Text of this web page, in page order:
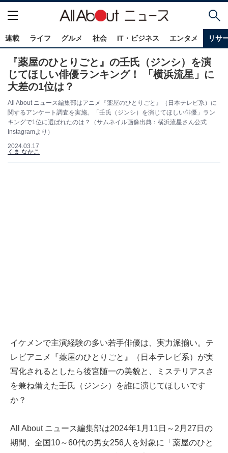
連載 ライフ グルメ 社会 IT・ビジネス エンタメ リサ
『薬屋のひとりごと』の壬氏（ジンシ）を演
じてほしい俳優ランキング！ 「横浜流星」に
大差の1位は？
All About ニュース編集部はアニメ『薬屋のひとりごと』（日本テレビ系）に
関するアンケート調査を実施。「壬氏（ジンシ）を演じてほしい俳優」ラン
キングで1位に選ばれたのは？（サムネイル画像出典：横浜流星さん公式
Instagramより）
2024.03.17
くま なかこ
イケメンで主演経験の多い若手俳優は、実力派揃い。テ
レビアニメ『薬屋のひとりごと』（日本テレビ系）が実
写化されるとしたら後宮随一の美貌と、ミステリアスさ
を兼ね備えた壬氏（ジンシ）を誰に演じてほしいです
か？
All About ニュース編集部は2024年1月11日～2月27日の
期間、全国10～60代の男女256人を対象に「薬屋のひと